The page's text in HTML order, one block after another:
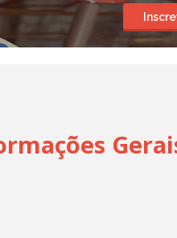
Ajuda
Entrar